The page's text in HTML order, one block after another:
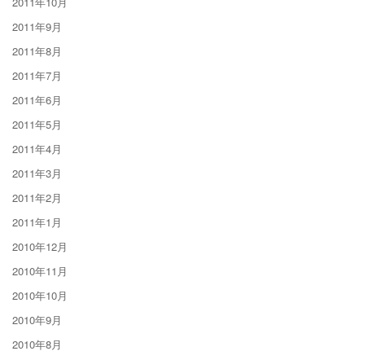
2011年9月
2011年8月
2011年7月
2011年6月
2011年5月
2011年4月
2011年3月
2011年2月
2011年1月
2010年12月
2010年11月
2010年10月
2010年9月
2010年8月